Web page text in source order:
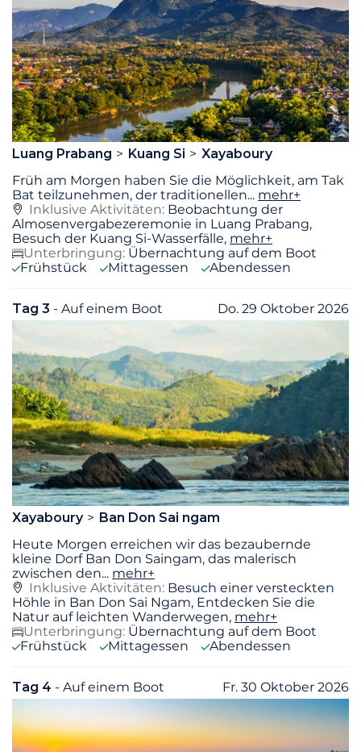
Luang Prabang Kuang Si
Xayaboury
Früh am Morgen haben Sie die Möglichkeit, am Tak
Bat teilzunehmen, der traditionellen... mehr+
Inklusive Aktivitäten: Beobachtung der
Almosenvergabezeremonie in Luang Prabang,
Besuch der Kuang Si-Wasserfälle, mehr+
Unterbringung: Übernachtung auf dem Boot
Frühstück
Mittagessen Abendessen
Tag 3 - Auf einem Boot Do. 29 Oktober 2026
Xayaboury
Ban Don Sai ngam
Heute Morgen erreichen wir das bezaubernde
kleine Dorf Ban Don Saingam, das malerisch
zwischen den... mehr+
Inklusive Aktivitäten: Besuch einer versteckten
Höhle in Ban Don Sai Ngam, Entdecken Sie die
Natur auf leichten Wanderwegen, mehr+
Unterbringung: Übernachtung auf dem Boot
Frühstück
Mittagessen Abendessen
Tag 4 - Auf einem Boot Fr. 30 Oktober 2026